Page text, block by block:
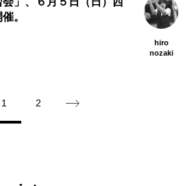
。
hiro
nozaki
1 2